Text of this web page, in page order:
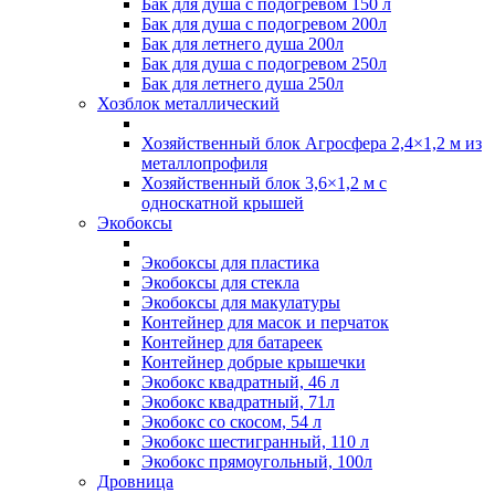
Бак для душа с подогревом 150 л
Бак для душа с подогревом 200л
Бак для летнего душа 200л
Бак для душа с подогревом 250л
Бак для летнего душа 250л
Хозблок металлический
Хозяйственный блок Агросфера 2,4×1,2 м из
металлопрофиля
Хозяйственный блок 3,6×1,2 м с
односкатной крышей
Экобоксы
Экобоксы для пластика
Экобоксы для стекла
Экобоксы для макулатуры
Контейнер для масок и перчаток
Контейнер для батареек
Контейнер добрые крышечки
Экобокс квадратный, 46 л
Экобокс квадратный, 71л
Экобокс со скосом, 54 л
Экобокс шестигранный, 110 л
Экобокс прямоугольный, 100л
Дровница